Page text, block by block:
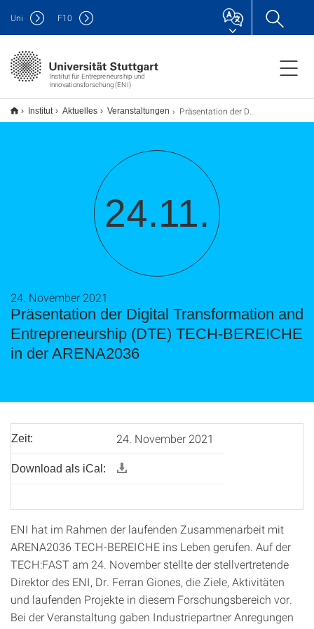
Institut für Entrepreneurship und
Innovationsforschung (ENI)
Uni F10
Institut Aktuelles Veranstaltungen Präsentation der Digital Transformation and Entrepreneurship (DTE) TECH-BEREICHE in der ARENA2036
24.11.
Präsentation der Digital Transformation and
Entrepreneurship (DTE) TECH-BEREICHE
in der ARENA2036
24. November 2021
Zeit: 24. November 2021
Download als iCal:
ENI hat im Rahmen der laufenden Zusammenarbeit mit
ARENA2036 TECH-BEREICHE ins Leben gerufen. Auf der
TECH:FAST am 24. November stellte der stellvertretende
Direktor des ENI, Dr. Ferran Giones, die Ziele, Aktivitäten
und laufenden Projekte in diesem Forschungsbereich vor.
Bei der Veranstaltung gaben Industriepartner Anregungen